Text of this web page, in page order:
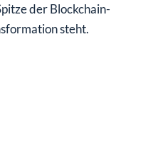
der Blockchain-
steht.